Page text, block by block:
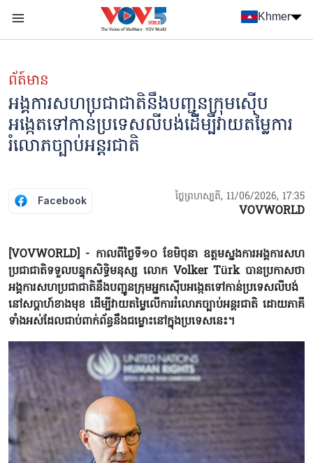
Nhảy đến nội dung
Khmer
ព័ត៍មាន
អង្គការសហប្រជាជាតិនឹងបញ្ជូនក្រុមស៊ើប
អង្កេតទៅកាន់ប្រទេសលីបង់ដើម្បីវាយតម្លៃការ
រំលោភច្បាប់អន្តរជាតិ
Facebook ថ្ងៃព្រហស្បតិ៍, 11/06/2026, 17:35
VOVWORLD
[VOVWORLD] - កាលពីថ្ងៃទី១០ ខែមិថុនា ឧត្តមស្នងការអង្គការសហ
ប្រជាជាតិទទួលបន្ទុកសិទ្ធិមនុស្ស លោក Volker Türk បានប្រកាសថា
អង្គការសហប្រជាជាតិនឹងបញ្ជូនក្រុមអ្នកស៊ើបអង្កេត​ទៅកាន់ប្រទេសលីបង់
នៅសប្តាហ៍ខាងមុខ ដើម្បីវាយតម្លៃ​លើ​ការរំលោភច្បាប់អន្តរជាតិ ដោយភាគី
ទាំងអស់ដែលជាប់​ពាក់ព័ន្ធនឹងជម្លោះនៅក្នុងប្រទេសនេះ​។